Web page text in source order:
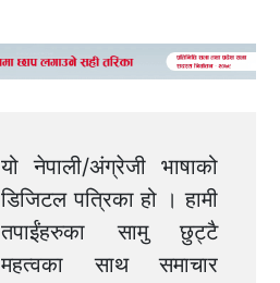
यो नेपाली/अंग्रेजी भाषाको
डिजिटल पत्रिका हो । हामी
तपाईंहरुका सामु छुट्टै
महत्वका साथ समाचार